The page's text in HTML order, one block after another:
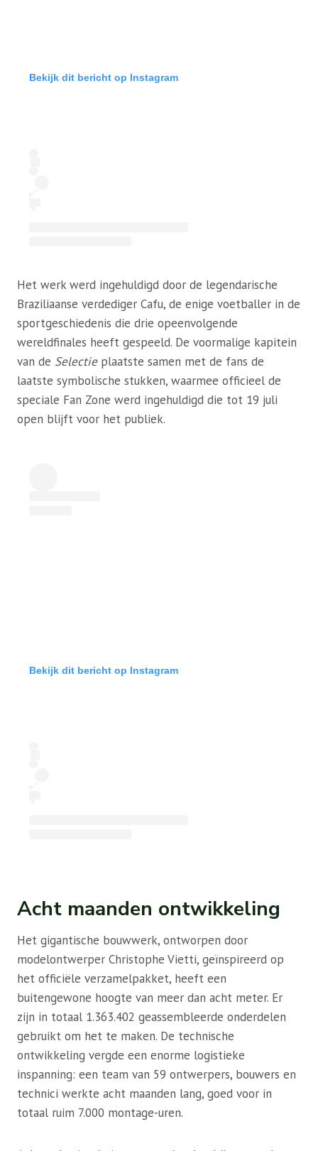
Bekijk dit bericht op Instagram
Het werk werd ingehuldigd door de legendarische
Braziliaanse verdediger Cafu, de enige voetballer in de
sportgeschiedenis die drie opeenvolgende
wereldfinales heeft gespeeld. De voormalige kapitein
van de Selectieplaatste samen met de fans de
laatste symbolische stukken, waarmee officieel de
speciale Fan Zone werd ingehuldigd die tot 19 juli
open blijft voor het publiek.
Bekijk dit bericht op Instagram
Acht maanden ontwikkeling
Het gigantische bouwwerk, ontworpen door
modelontwerper Christophe Vietti, geïnspireerd op
het officiële verzamelpakket, heeft een
buitengewone hoogte van meer dan acht meter. Er
zijn in totaal 1.363.402 geassembleerde onderdelen
gebruikt om het te maken. De technische
ontwikkeling vergde een enorme logistieke
inspanning: een team van 59 ontwerpers, bouwers en
technici werkte acht maanden lang, goed voor in
totaal ruim 7.000 montage-uren.